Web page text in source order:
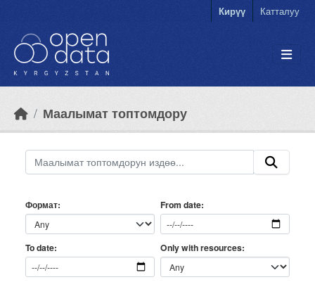
Кирүү Катталуу
Маалымат топтомдору
Формат From date
To date Only with resources